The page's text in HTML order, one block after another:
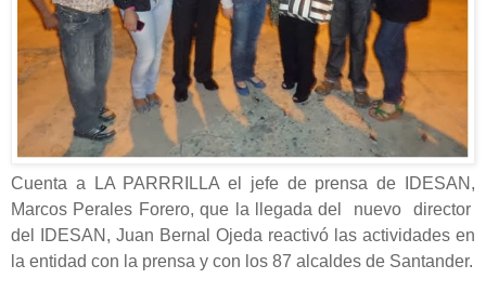
Cuenta a LA PARRRILLA el jefe de prensa de IDESAN,
Marcos Perales Forero, que la llegada del nuevo director
del IDESAN, Juan Bernal Ojeda reactivó las actividades en
la entidad con la prensa y con los 87 alcaldes de Santander.